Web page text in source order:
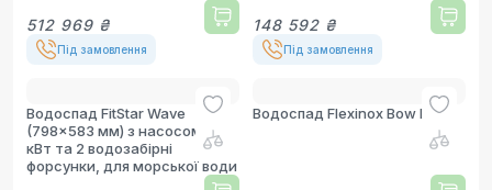
512 969 ₴
Під замовлення
148 592 ₴
Під замовлення
Водоспад FitStar Wave
(798x583 мм) з насосом 2.6
кВт та 2 водозабірні
форсунки, для морської води
Водоспад Flexinox Bow Mini